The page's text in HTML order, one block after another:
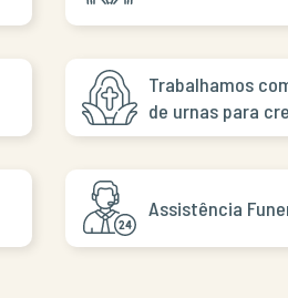
Trabalhamos
de urnas para
Assistência